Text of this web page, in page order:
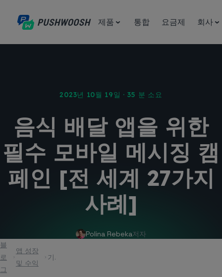
제품 통합 요금제 회사
2023년 10월 19일 · 35 분 소요
음식 배달 앱을 위한
필수 모바일 메시징 캠
페인 [전 세계 27가지
사례]
Polina Rebeka저자
블
로
그
앱 성장
및 수익
기사